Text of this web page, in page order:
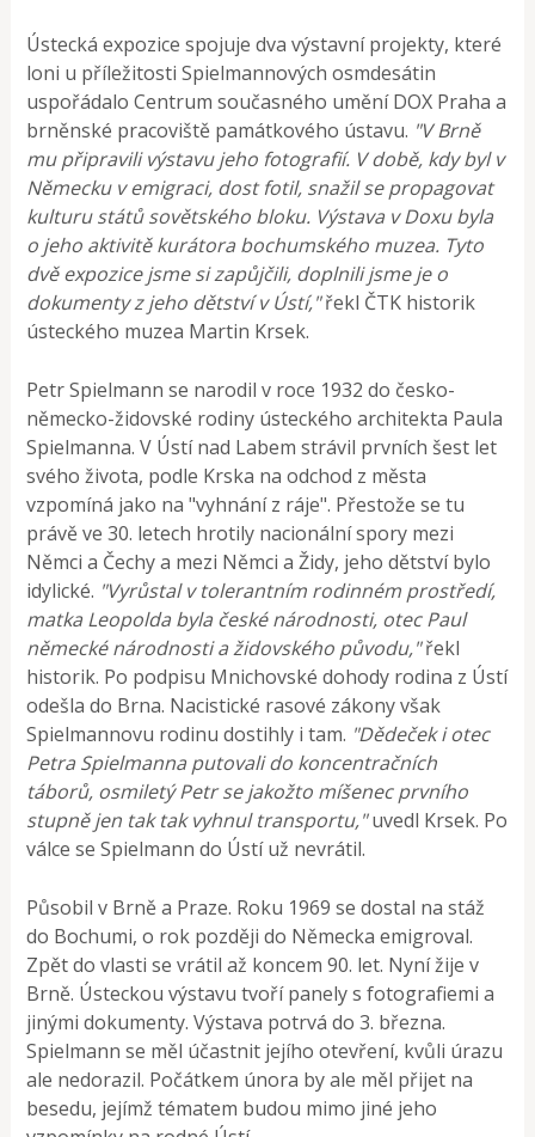
Ústecká expozice spojuje dva výstavní projekty, které
loni u příležitosti Spielmannových osmdesátin
uspořádalo Centrum současného umění DOX Praha a
brněnské pracoviště památkového ústavu. "V Brně
mu připravili výstavu jeho fotografií. V době, kdy byl v
Německu v emigraci, dost fotil, snažil se propagovat
kulturu států sovětského bloku. Výstava v Doxu byla
o jeho aktivitě kurátora bochumského muzea. Tyto
dvě expozice jsme si zapůjčili, doplnili jsme je o
dokumenty z jeho dětství v Ústí,"řekl ČTK historik
ústeckého muzea Martin Krsek.
Petr Spielmann se narodil v roce 1932 do česko-
německo-židovské rodiny ústeckého architekta Paula
Spielmanna. V Ústí nad Labem strávil prvních šest let
svého života, podle Krska na odchod z města
vzpomíná jako na "vyhnání z ráje". Přestože se tu
právě ve 30. letech hrotily nacionální spory mezi
Němci a Čechy a mezi Němci a Židy, jeho dětství bylo
idylické. "Vyrůstal v tolerantním rodinném prostředí,
matka Leopolda byla české národnosti, otec Paul
německé národnosti a židovského původu,"řekl
historik. Po podpisu Mnichovské dohody rodina z Ústí
odešla do Brna. Nacistické rasové zákony však
Spielmannovu rodinu dostihly i tam. "Dědeček i otec
Petra Spielmanna putovali do koncentračních
táborů, osmiletý Petr se jakožto míšenec prvního
stupně jen tak tak vyhnul transportu,"uvedl Krsek. Po
válce se Spielmann do Ústí už nevrátil.
Působil v Brně a Praze. Roku 1969 se dostal na stáž
do Bochumi, o rok později do Německa emigroval.
Zpět do vlasti se vrátil až koncem 90. let. Nyní žije v
Brně. Ústeckou výstavu tvoří panely s fotografiemi a
jinými dokumenty. Výstava potrvá do 3. března.
Spielmann se měl účastnit jejího otevření, kvůli úrazu
ale nedorazil. Počátkem února by ale měl přijet na
besedu, jejímž tématem budou mimo jiné jeho